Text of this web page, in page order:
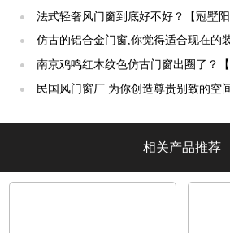
阳光】
● 法式轻奢风门窗到底好不好？【冠墅阳
●
仿古的铝合金门窗,你觉得适合现在的装
【冠墅阳光】
●
南京鸡鸣红木纹色仿古门窗出圈了？
光】
●
民国风门窗厂 为你创造尊贵别致的空间【冠
相关产品推荐